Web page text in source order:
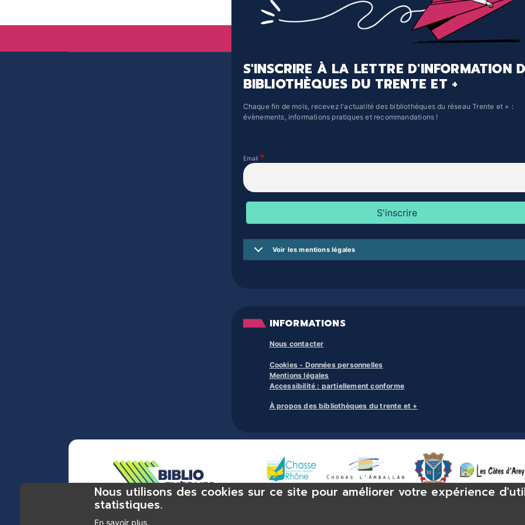
S'INSCRIRE À LA LETTRE D'INFORMATION
BIBLIOTHÈQUES DU TRENTE ET +
Chaque fin de mois, recevez l'actualité des bibliothèques du réseau Trente et + :
évènements, informations pratiques et recommandations !
Email
Voir les mentions légales
INFORMATIONS
Nous contacter
Cookies - Données personnelles
Mentions légales
Accessibilité : partiellement conforme
À propos des bibliothèques du trente et +
Nous utilisons des cookies sur ce site pour améliorer votre expérience
statistiques.
En savoir plus